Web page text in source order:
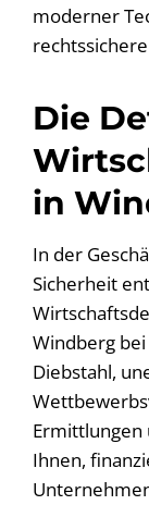
moderner
Die
in
In der
Sicherheit
Windberg
Diebstahl,
Ermittlungen
Ihnen,